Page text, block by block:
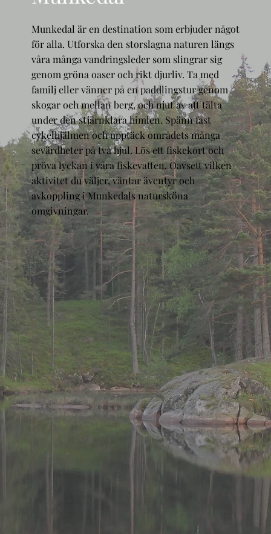
Munkedal är en destination som erbjuder något
för alla. Utforska den storslagna naturen längs
våra många vandringsleder som slingrar sig
genom gröna oaser och rikt djurliv. Ta med
familj eller vänner på en paddlingstur genom
skogar och mellan berg, och njut av att tälta
under den stjärnklara himlen. Spänn fast
cykelhjälmen och upptäck områdets många
sevärdheter på två hjul. Lös ett fiskekort och
pröva lyckan i våra fiskevatten. Oavsett vilken
aktivitet du väljer, väntar äventyr och
avkoppling i Munkedals natursköna
omgivningar.